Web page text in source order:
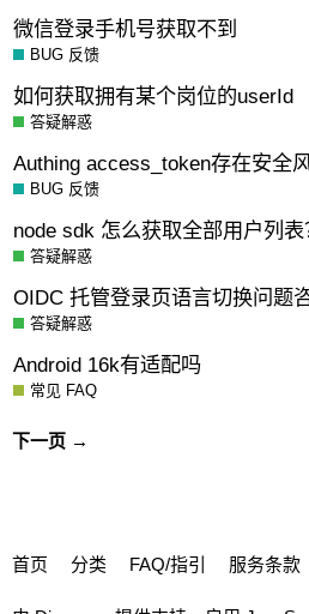
微信登录手机号获取不到
BUG 反馈
如何获取拥有某个岗位的userId
答疑解惑
Authing access_token存在安全
BUG 反馈
node sdk 怎么获取全部用户列表
答疑解惑
OIDC 托管登录页语言切换问题
答疑解惑
Android 16k有适配吗
常见 FAQ
下一页 →
首页 分类 FAQ/指引 服务条款